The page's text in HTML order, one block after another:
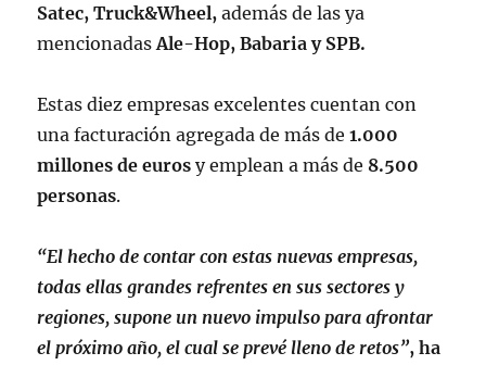
Satec, Truck&Wheel, además de las ya
mencionadas Ale-Hop, Babaria y SPB.
Estas diez empresas excelentes cuentan con
una facturación agregada de más de1.000
millones de euros y emplean a más de 8.500
personas.
“El hecho de contar con estas nuevas empresas,
todas ellas grandes refrentes en sus sectores y
regiones, supone un nuevo impulso para afrontar
el próximo año, el cual se prevé lleno de retos”, ha